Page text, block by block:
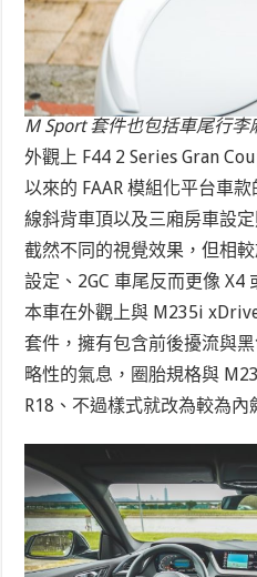
M Sport 套件也包括車尾行李
外觀上 F44 2 Series Gran
以來的 FAAR 模組化平台車
線斜背車頂以及三廂房車設
截然不同的視覺效果，但相
設定、2GC 車尾反而更像 X4
本車在外觀上與 M235i
套件，擁有包含前後擾流與
略性的氣息，圈胎規格與
R18、不過樣式就改為較為內